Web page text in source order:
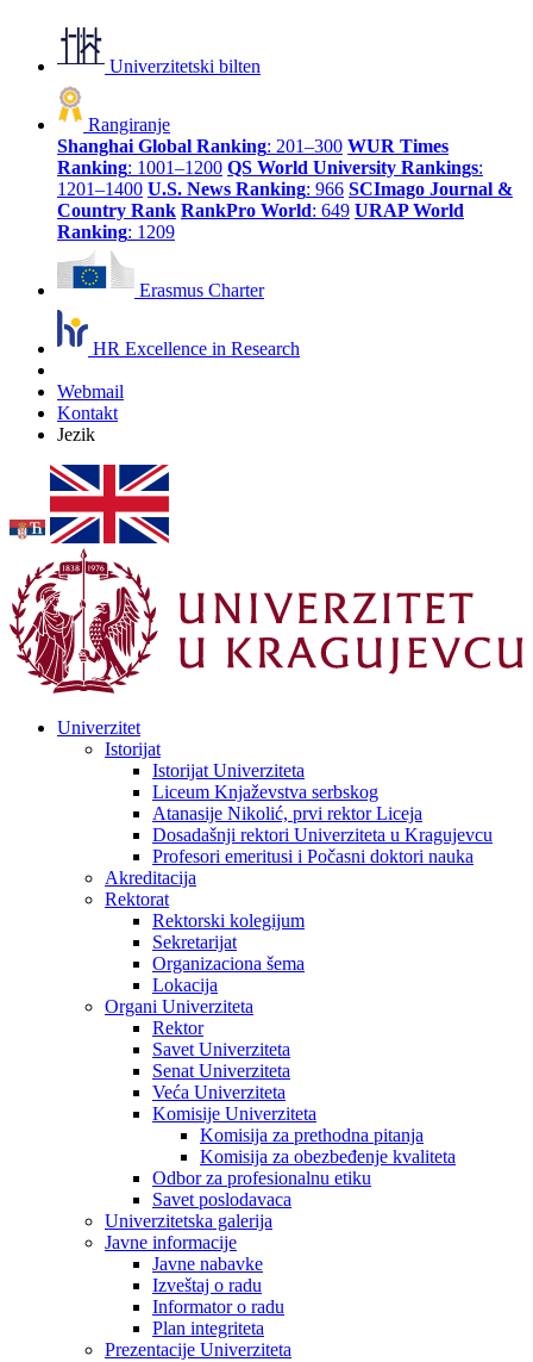
Univerzitetski bilten
Rangiranje
Shanghai Global Ranking: 201–300 WUR Times
Ranking: 1001–1200 QS World University Rankings:
1201–1400 U.S. News Ranking: 966 SCImago Journal &
Country Rank RankPro World: 649 URAP World
Ranking: 1209
Erasmus Charter
HR Excellence in Research
Webmail
Kontakt
Jezik
Univerzitet
Istorijat
Istorijat Univerziteta
Liceum Knjaževstva serbskog
Atanasije Nikolić, prvi rektor Liceja
Dosadašnji rektori Univerziteta u Kragujevcu
Profesori emeritusi i Počasni doktori nauka
Akreditacija
Rektorat
Rektorski kolegijum
Sekretarijat
Organizaciona šema
Lokacija
Organi Univerziteta
Rektor
Savet Univerziteta
Senat Univerziteta
Veća Univerziteta
Komisije Univerziteta
Komisija za prethodna pitanja
Komisija za obezbeđenje kvaliteta
Odbor za profesionalnu etiku
Savet poslodavaca
Univerzitetska galerija
Javne informacije
Javne nabavke
Izveštaj o radu
Informator o radu
Plan integriteta
Prezentacije Univerziteta